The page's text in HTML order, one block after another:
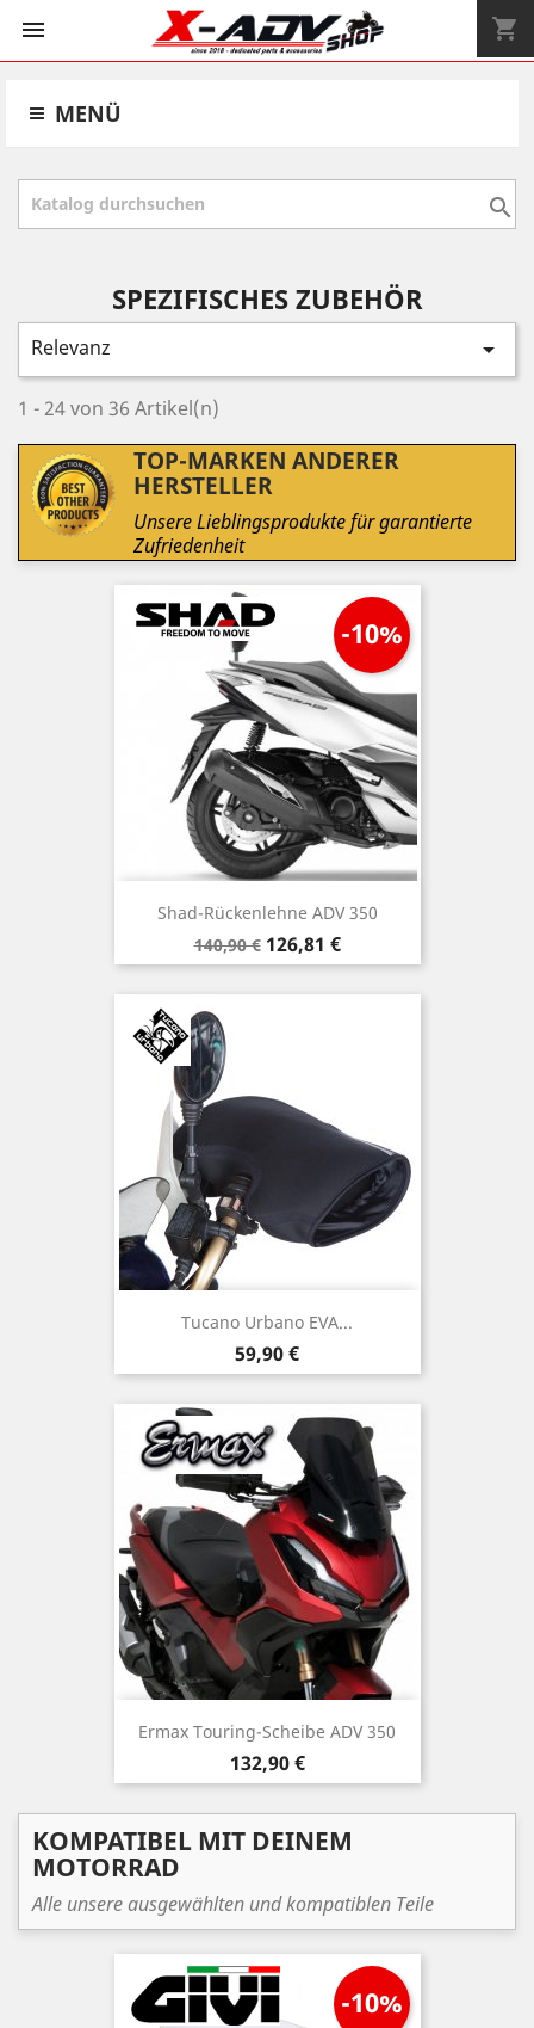
 shopping_cart
MENÜ

SPEZIFISCHES ZUBEHÖR
Relevanz 
1 - 24 von 36 Artikel(n)
TOP-MARKEN ANDERER
HERSTELLER
Unsere Lieblingsprodukte für garantierte
Zufriedenheit
Shad-Rückenlehne ADV 350
Verkaufspreis
140,90 €
-10%
Preis
126,81 €
Tucano Urbano EVA...
Preis
59,90 €
Ermax Touring-Scheibe ADV 350
Preis
132,90 €
KOMPATIBEL MIT DEINEM
MOTORRAD
Alle unsere ausgewählten und kompatiblen Teile
-10%